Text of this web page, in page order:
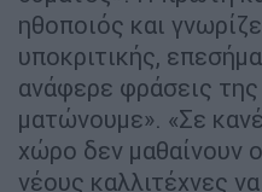
ηθοποιός και
υποκριτικής,
ανάφερε φράσεις
ματώνουμε». «Σε
χώρο δεν μαθαίνουν
νέους καλλιτέχνες